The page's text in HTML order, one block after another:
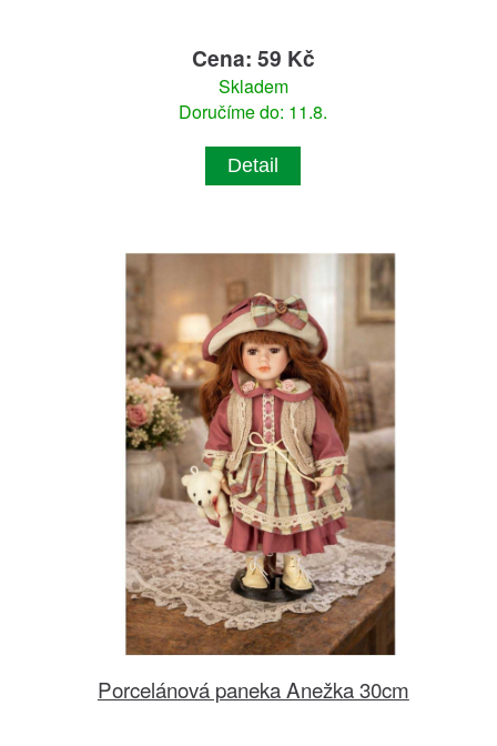
Cena: 59 Kč
Skladem
Doručíme do: 11.8.
Detail
Porcelánová paneka Anežka 30cm